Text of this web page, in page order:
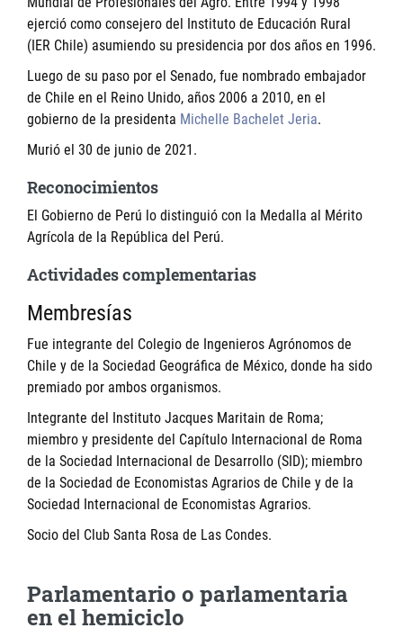
ejerció como consejero del Instituto de Educación Rural
(IER Chile) asumiendo su presidencia por dos años en 1996.
Luego de su paso por el Senado, fue nombrado embajador
de Chile en el Reino Unido, años 2006 a 2010, en el
gobierno de la presidenta Michelle Bachelet Jeria.
Murió el 30 de junio de 2021.
Reconocimientos
El Gobierno de Perú lo distinguió con la Medalla al Mérito
Agrícola de la República del Perú.
Actividades complementarias
Membresías
Fue integrante del Colegio de Ingenieros Agrónomos de
Chile y de la Sociedad Geográfica de México, donde ha sido
premiado por ambos organismos.
Integrante del Instituto Jacques Maritain de Roma;
miembro y presidente del Capítulo Internacional de Roma
de la Sociedad Internacional de Desarrollo (SID); miembro
de la Sociedad de Economistas Agrarios de Chile y de la
Sociedad Internacional de Economistas Agrarios.
Socio del Club Santa Rosa de Las Condes.
Parlamentario o parlamentaria
en el hemiciclo